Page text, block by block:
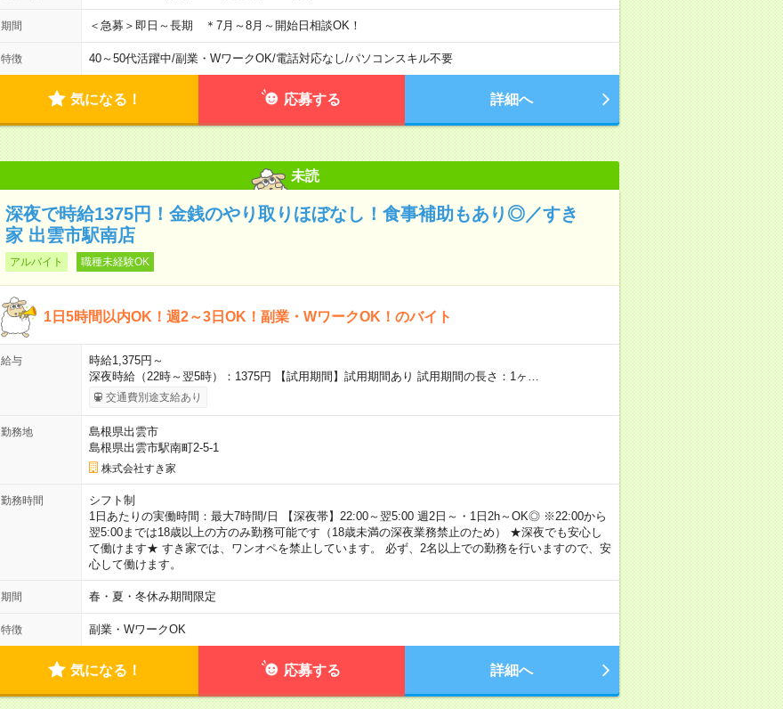
期間 ＜急募＞即日～長期 ＊7月～8月～開始日相談OK！
特徴 40～50代活躍中/副業・WワークOK/電話対応なし/パソコンスキル不要
気になる！ 応募する 詳細へ
未読
深夜で時給1375円！金銭のやり取りほぼなし！食事補助もあり◎／すき
家 出雲市駅南店
アルバイト 職種未経験OK
1日5時間以内OK！週2～3日OK！副業・WワークOK！のバイト
給与
時給1,375円～
深夜時給（22時～翌5時）：1375円 【試用期間】試用期間あり 試用期間の長さ：1ヶ…
交通費別途支給あり
勤務地
島根県出雲市
島根県出雲市駅南町2-5-1
株式会社すき家
勤務時間
シフト制
1日あたりの実働時間：最大7時間/日 【深夜帯】22:00～翌5:00 週2日～・1日2h～OK◎ ※22:00から
翌5:00までは18歳以上の方のみ勤務可能です（18歳未満の深夜業務禁止のため） ★深夜でも安心し
て働けます★ すき家では、ワンオペを禁止しています。 必ず、2名以上での勤務を行いますので、安
心して働けます。
期間 春・夏・冬休み期間限定
特徴 副業・WワークOK
気になる！ 応募する 詳細へ